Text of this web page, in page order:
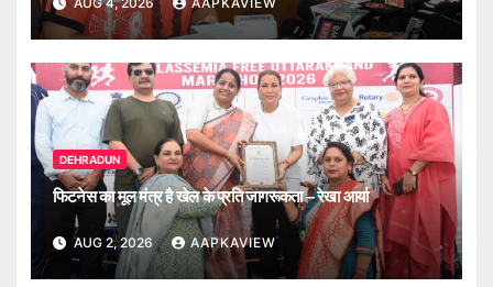
DEHRADUN
फिटनेस का मूल मंत्र है खेल के प्रति जागरूकता – रेखा आर्या
AUG 2, 2026 AAPKAVIEW